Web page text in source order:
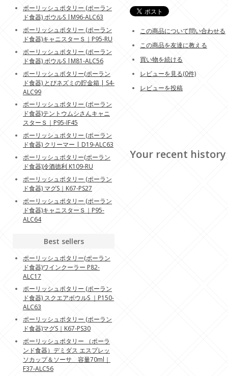
この商品について問い合わせる
この商品を友達に教える
買い物を続ける
レビューを見る(0件)
レビューを投稿
Your recent history
ポーリッシュポタリー (ポーラン
ド食器) ボウルS |M96-ALC63
ポーリッシュポタリー (ポーラン
ド食器)キャニスターＳ｜P95-RU
ポーリッシュポタリー (ポーラン
ド食器) ボウルS |M81-ALC56
ポーリッシュポタリー(ポーラン
ド食器) とびネズミの貯金箱 | S4-
ALC99
ポーリッシュポタリー (ポーラン
ド食器)テントウムシさんキャニ
スターＳ｜P95-IF45
ポーリッシュポタリー (ポーラン
ド食器) クリーマー | D19-ALC63
ポーリッシュポタリー(ポーラン
ド食器)冷酒徳利 K109-RU
ポーリッシュポタリー (ポーラン
ド食器) マグS｜K67-PS27
ポーリッシュポタリー (ポーラン
ド食器)キャニスターＳ｜P95-
ALC64
Best sellers
ポーリッシュポタリー(ポーラン
ド食器)ワインクーラー P82-
ALC17
ポーリッシュポタリー (ポーラン
ド食器) スクエアボウルS ｜P150-
ALC63
ポーリッシュポタリー (ポーラン
ド食器)マグS｜K67-PS30
ポーリッシュポタリー （ポーラ
ンド食器）デミダス エスプレッ
ソカップ＆ソーサ 容量70ml｜
F37-ALC56